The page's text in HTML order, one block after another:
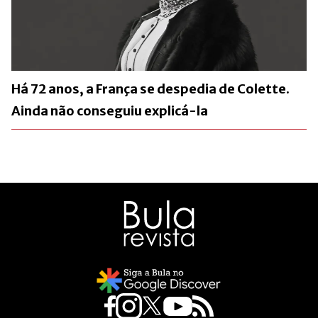
Há 72 anos, a França se despedia de Colette.
Ainda não conseguiu explicá-la